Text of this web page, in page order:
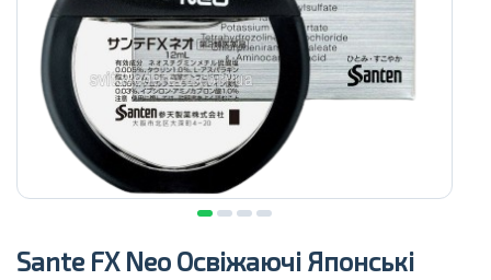
Sante FX Neo Освіжаючі Японські